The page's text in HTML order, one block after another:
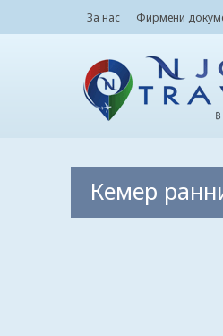
За нас Фирмени
Кемер